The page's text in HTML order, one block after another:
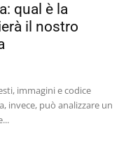
qual è la
il nostro
immagini e codice
invece, può analizzare un